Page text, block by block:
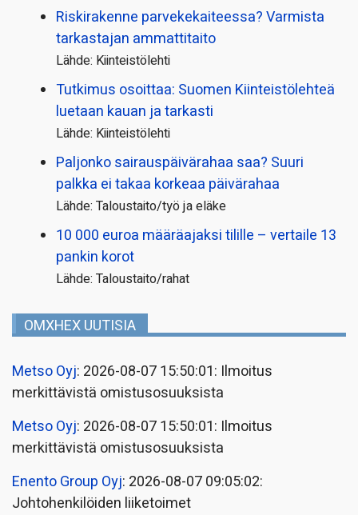
Riskirakenne parvekekaiteessa? Varmista
tarkastajan ammattitaito
Lähde: Kiinteistölehti
Tutkimus osoittaa: Suomen Kiinteistölehteä
luetaan kauan ja tarkasti
Lähde: Kiinteistölehti
Paljonko sairauspäivä­rahaa saa? Suuri
palkka ei takaa korkeaa päivärahaa
Lähde: Taloustaito/työ ja eläke
10 000 euroa määräajaksi tilille – vertaile 13
pankin korot
Lähde: Taloustaito/rahat
OMXHEX UUTISIA
Metso Oyj: 2026-08-07 15:50:01: Ilmoitus
merkittävistä omistusosuuksista
Metso Oyj: 2026-08-07 15:50:01: Ilmoitus
merkittävistä omistusosuuksista
Enento Group Oyj: 2026-08-07 09:05:02:
Johtohenkilöiden liiketoimet